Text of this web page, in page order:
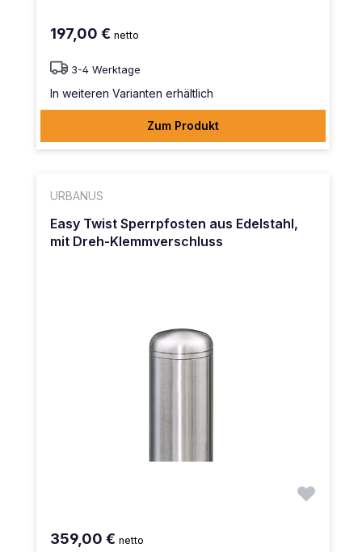
197,00 € netto
3-4 Werktage
In weiteren Varianten erhältlich
Zum Produkt
URBANUS
Easy Twist Sperrpfosten aus Edelstahl,
mit Dreh-Klemmverschluss
359,00 € netto